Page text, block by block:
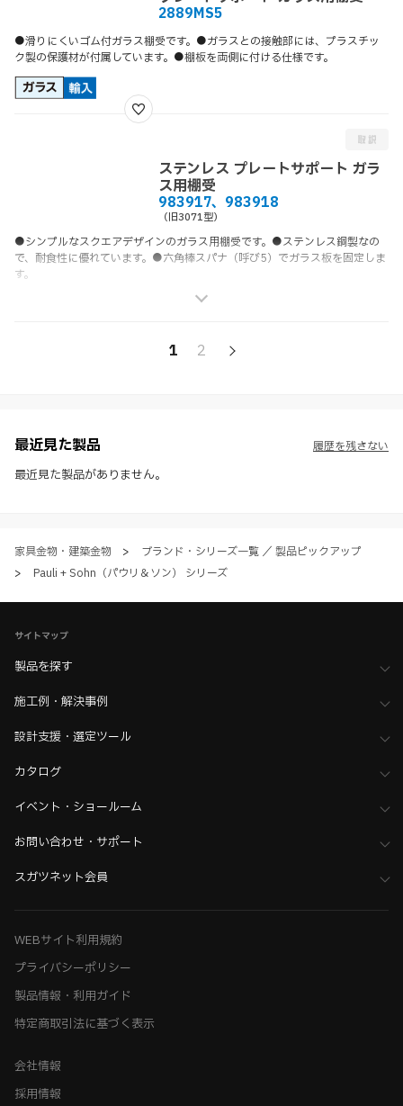
2889MS5
●滑りにくいゴム付ガラス棚受です。●ガラスとの接触部には、プラスチッ
ク製の保護材が付属しています。●棚板を両側に付ける仕様です。
ステンレス プレートサポート ガラ
ス用棚受
983917、983918
（旧3071型）
●シンプルなスクエアデザインのガラス用棚受です。●ステンレス鋼製なの
で、耐食性に優れています。●六角棒スパナ（呼び5）でガラス板を固定しま
す。
1 2
最近見た製品
最近見た製品がありません。
履歴を残さない
家具金物・建築金物 >
ブランド・シリーズ一覧 ／ 製品ピックアップ
>
Pauli + Sohn（パウリ＆ソン） シリーズ
サイトマップ
製品を探す
施工例・解決事例
設計支援・選定ツール
カタログ
イベント・ショールーム
お問い合わせ・サポート
スガツネット会員
WEBサイト利用規約
プライバシーポリシー
製品情報・利用ガイド
特定商取引法に基づく表示
会社情報
採用情報